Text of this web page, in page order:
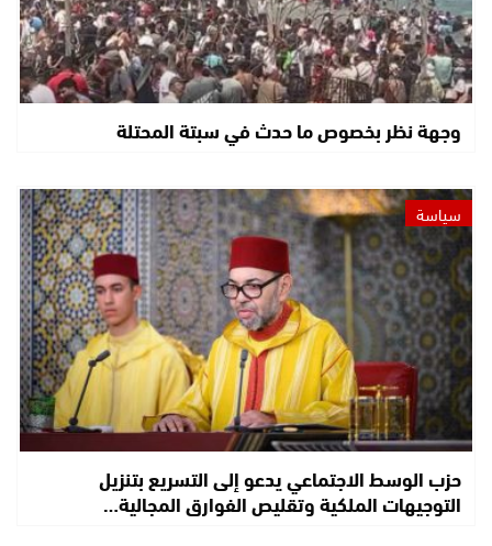
وجهة نظر بخصوص ما حدث في سبتة المحتلة
سياسة
حزب الوسط الاجتماعي يدعو إلى التسريع بتنزيل
التوجيهات الملكية وتقليص الفوارق المجالية…